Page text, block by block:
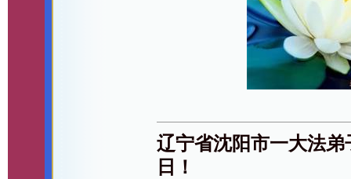
辽宁省沈阳市一大法
日！